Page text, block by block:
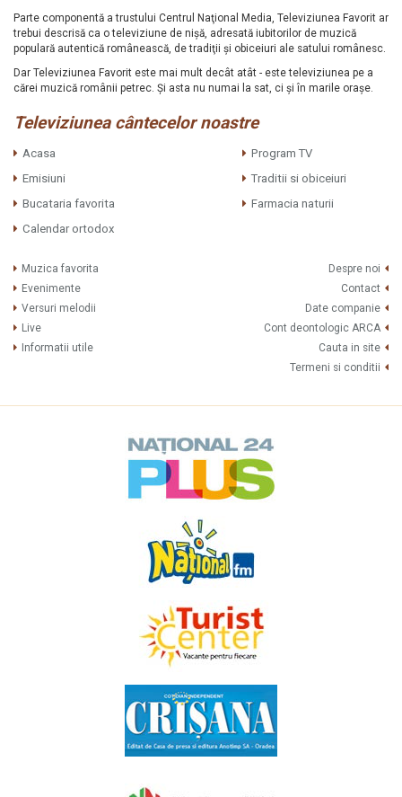
Parte componentă a trustului Centrul Naţional Media, Televiziunea Favorit ar
trebui descrisă ca o televiziune de nişă, adresată iubitorilor de muzică
populară autentică românească, de tradiţii şi obiceiuri ale satului românesc.
Dar Televiziunea Favorit este mai mult decât atât - este televiziunea pe a
cărei muzică românii petrec. Şi asta nu numai la sat, ci şi în marile oraşe.
Televiziunea cântecelor noastre
Acasa
Program TV
Emisiuni
Traditii si obiceiuri
Bucataria favorita
Farmacia naturii
Calendar ortodox
Muzica favorita
Evenimente
Versuri melodii
Live
Informatii utile
Despre noi
Contact
Date companie
Cont deontologic ARCA
Cauta in site
Termeni si conditii